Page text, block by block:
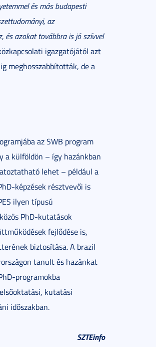
és más budapesti
az
és azokat továbbra is jó szívvel
igazgatójától azt
meghosszabbították, de a
az SWB program
a külföldön – így hazánkban
lehet – például a
képzések résztvevői is
ilyen típusú
PhD-kutatások
fejlődése is,
biztosítása. A brazil
tanult és hazánkat
programokba
kutatási
időszakban.
SZTEinfo